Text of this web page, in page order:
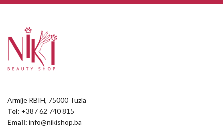
Armije RBIH, 75000 Tuzla
Tel: +387 62 740 815
Email: info@nikishop.ba